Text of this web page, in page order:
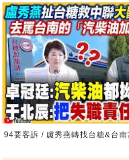
94要客訴 / 盧秀燕轉找台糖&台